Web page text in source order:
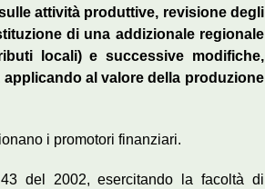
attività produttive, revisione degli
di una addizionale regionale
locali) e successive modifiche,
applicando al valore della produzione
i promotori finanziari.
del 2002, esercitando la facoltà di